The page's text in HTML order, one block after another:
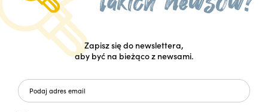
Zapisz się do newslettera,
aby być na bieżąco z newsami.